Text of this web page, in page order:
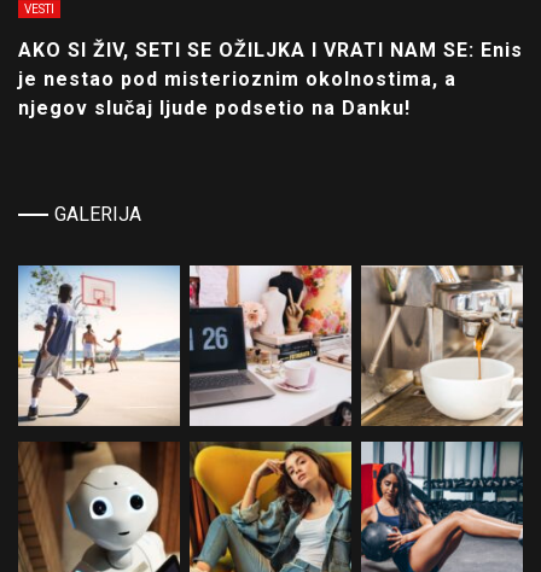
VESTI
AKO SI ŽIV, SETI SE OŽILJKA I VRATI NAM SE: Enis
je nestao pod misterioznim okolnostima, a
njegov slučaj ljude podsetio na Danku!
GALERIJA